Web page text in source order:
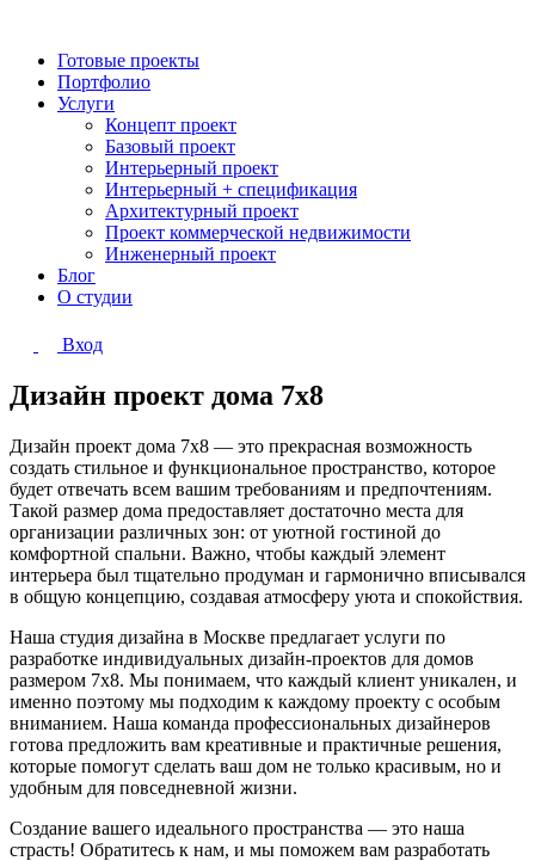
Готовые проекты
Портфолио
Услуги
Концепт проект
Базовый проект
Интерьерный проект
Интерьерный + спецификация
Архитектурный проект
Проект коммерческой недвижимости
Инженерный проект
Блог
О студии
Вход
Дизайн проект дома 7х8
Дизайн проект дома 7х8 — это прекрасная возможность
создать стильное и функциональное пространство, которое
будет отвечать всем вашим требованиям и предпочтениям.
Такой размер дома предоставляет достаточно места для
организации различных зон: от уютной гостиной до
комфортной спальни. Важно, чтобы каждый элемент
интерьера был тщательно продуман и гармонично вписывался
в общую концепцию, создавая атмосферу уюта и спокойствия.
Наша студия дизайна в Москве предлагает услуги по
разработке индивидуальных дизайн-проектов для домов
размером 7х8. Мы понимаем, что каждый клиент уникален, и
именно поэтому мы подходим к каждому проекту с особым
вниманием. Наша команда профессиональных дизайнеров
готова предложить вам креативные и практичные решения,
которые помогут сделать ваш дом не только красивым, но и
удобным для повседневной жизни.
Создание вашего идеального пространства — это наша
страсть! Обратитесь к нам, и мы поможем вам разработать